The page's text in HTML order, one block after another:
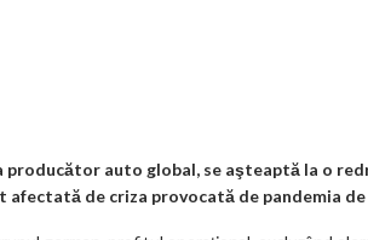
p
m
o
o
producător auto global, se aşteaptă la o
afectată de criza provocată de pandemia